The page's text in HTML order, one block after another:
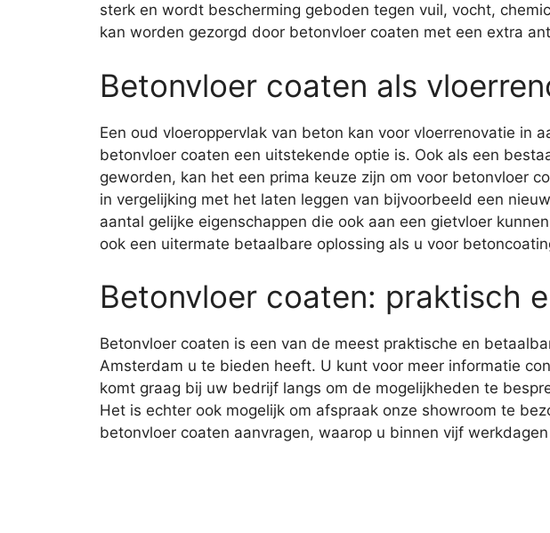
sterk en wordt bescherming geboden tegen vuil, vocht,
kan worden gezorgd door betonvloer coaten met een extra
Betonvloer coaten als
Een oud vloeroppervlak van beton kan voor vloerrenovatie in
betonvloer coaten een uitstekende optie is. Ook als een
geworden, kan het een prima keuze zijn om voor betonvloer
in vergelijking met het laten leggen van bijvoorbeeld een
aantal gelijke eigenschappen die ook aan een gietvloer
ook een uitermate betaalbare oplossing als u voor
Betonvloer coaten: praktisch
Betonvloer coaten is een van de meest praktische en
Amsterdam u te bieden heeft. U kunt voor meer informatie
komt graag bij uw bedrijf langs om de mogelijkheden te
Het is echter ook mogelijk om afspraak onze showroom te
betonvloer coaten aanvragen, waarop u binnen vijf